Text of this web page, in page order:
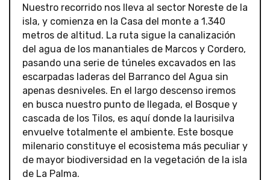
Nuestro recorrido nos lleva al sector Noreste de la
isla, y comienza en la Casa del monte a 1.340
metros de altitud. La ruta sigue la canalización
del agua de los manantiales de Marcos y Cordero,
pasando una serie de túneles excavados en las
escarpadas laderas del Barranco del Agua sin
apenas desniveles. En el largo descenso iremos
en busca nuestro punto de llegada, el Bosque y
cascada de los Tilos, es aquí donde la laurisilva
envuelve totalmente el ambiente. Este bosque
milenario constituye el ecosistema más peculiar y
de mayor biodiversidad en la vegetación de la isla
de La Palma.